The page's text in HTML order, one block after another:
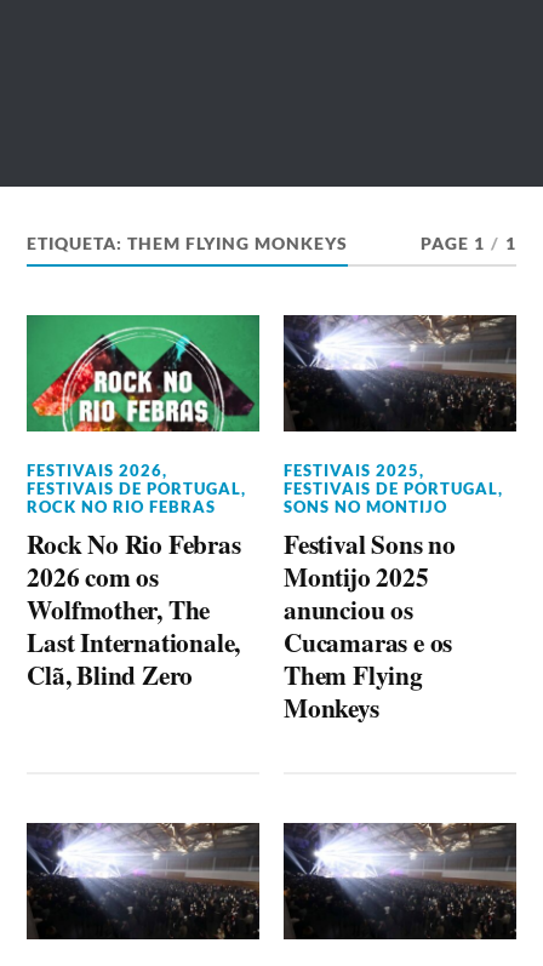
ETIQUETA:THEM FLYING MONKEYS PAGE 1 / 1
FESTIVAIS 2026,
FESTIVAIS DE PORTUGAL,
ROCK NO RIO FEBRAS
Rock No Rio Febras
2026 com os
Wolfmother, The
Last Internationale,
Clã, Blind Zero
FESTIVAIS 2025,
FESTIVAIS DE PORTUGAL,
SONS NO MONTIJO
Festival Sons no
Montijo 2025
anunciou os
Cucamaras e os
Them Flying
Monkeys